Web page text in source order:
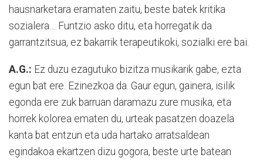
hausnarketara eramaten zaitu, beste batek kritika
sozialera… Funtzio asko ditu, eta horregatik da
garrantzitsua, ez bakarrik terapeutikoki, sozialki ere bai.
A.G.: Ez duzu ezagutuko bizitza musikarik gabe, ezta
egun bat ere. Ezinezkoa da. Gaur egun, gainera, isilik
egonda ere zuk barruan daramazu zure musika, eta
horrek kolorea ematen du, urteak pasatzen doazela
kanta bat entzun eta uda hartako arratsaldean
egindakoa ekartzen dizu gogora, beste urte batean